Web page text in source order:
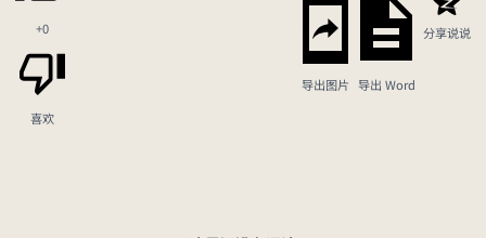
+0
喜欢
导出图片 导出 Word
分享说说